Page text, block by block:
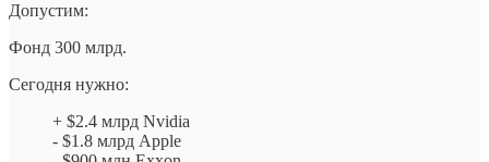
Допустим:
Фонд 300 млрд.
Сегодня нужно:
+ $2.4 млрд Nvidia
- $1.8 млрд Apple